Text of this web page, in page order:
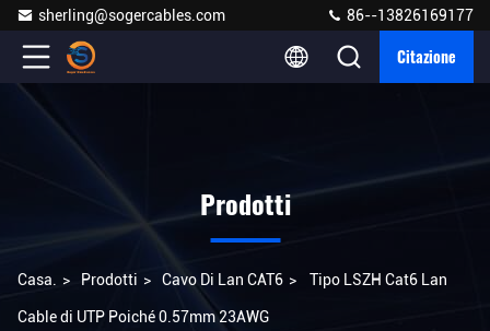
sherling@sogercables.com 86--13826169177
Citazione
Prodotti
Casa. > Prodotti > Cavo Di Lan CAT6 > Tipo LSZH Cat6 Lan
Cable di UTP Poiché 0.57mm 23AWG